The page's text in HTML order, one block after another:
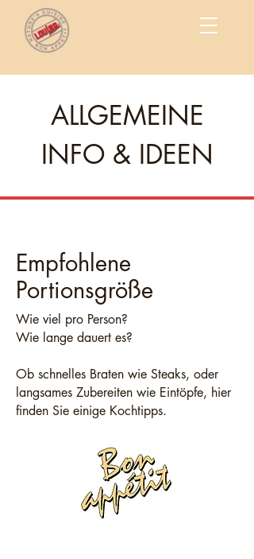
ALLGEMEINE
INFO & IDEEN
Empfohlene
Portionsgröße
Wie viel pro Person?
Wie lange dauert es?
Ob schnelles Braten wie Steaks, oder
langsames Zubereiten wie Eintöpfe, hier
finden Sie einige Kochtipps.